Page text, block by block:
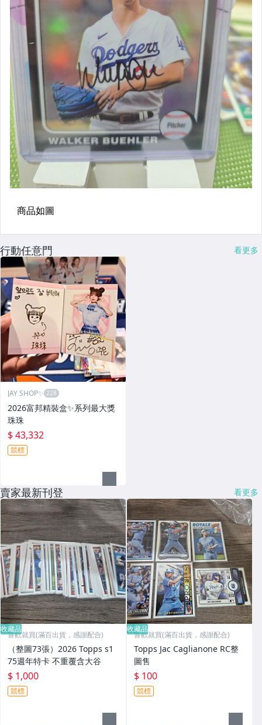
行動任意門 看更多
JAY SHOP✨
2026富邦精裝盒✨系列最大獎
珠珠
$ 43,332
競標
賣家最新刊登 看更多
收藏品
喜歡就買(滿百出貨，感謝配合)
（整圖73張）2026 Topps s1
75週年特卡 不重覆含大谷
$ 1,000
競標
收藏品
喜歡就買(滿百出貨，感謝配合)
Topps Jac Caglianone RC整
圖售
$ 100
競標